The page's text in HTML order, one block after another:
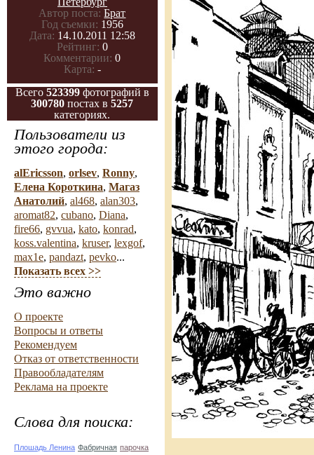
Автор поста: Брат
Год съемки: 1956
Дата: 14.10.2011 12:58
Рейтинг: 0
Комментарии: 0
Карта: -
Всего 523399 фотографий в
300780 постах в5257
категориях.
Пользователи из
этого города:
alEricsson, orlsev, Ronny,
Елена Короткина, Магаз
Анатолий, al468, alan303,
aromat82, cubano, Diana,
fire66, gvvua, kato, konrad,
koss.valentina, kruser, lexgof,
max1e, pandazt, pevko...
Показать всех >>
Это важно
О проекте
Вопросы и ответы
Рекомендуем
Отказ от ответственности
Правообладателям
Реклама на проекте
Слова для поиска:
Плошадь Ленина Фабричная парочка